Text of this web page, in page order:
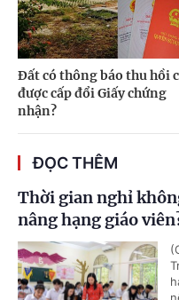
Đất có thông báo thu hồi
được cấp đổi Giấy chứng
nhận?
ĐỌC THÊM
Thời gian nghỉ
nâng hạng giáo